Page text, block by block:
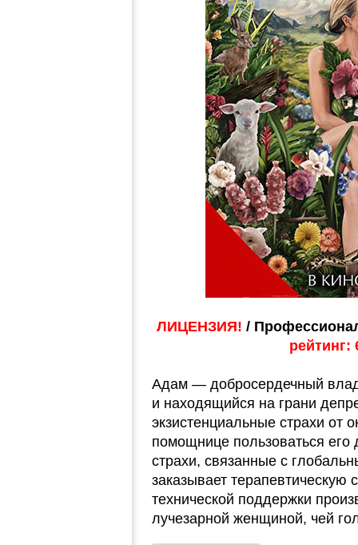
ЛИЦЕНЗИЯ! /
рейтинг:
Адам — добросердечный
и находящийся на грани
экзистенциальные страхи от
помощнице пользоваться
страхи, связанные с
заказывает
технической поддержки
лучезарной женщиной, чей